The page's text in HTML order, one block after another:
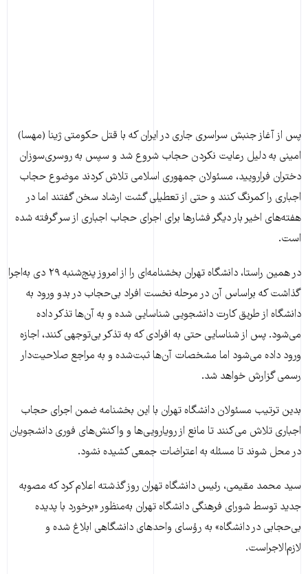
پس از آغاز جنبش سراسری جاری در ایران که با قتل حکومتی ژینا (مهسا)
امینی به دلیل رعایت نکردن حجاب شروع شد و سپس به روسری‌سوزان
دختران فرارویید، مسئولان جمهوری اسلامی تلاش کردند موضوع حجاب
اجباری را کمرنگ کنند و حتی از تعطیلی گشت ارشاد سخن گفتند اما در
هفته‌های اخیر بار دیگر فشارها برای اجرای حجاب اجباری از سر گرفته شده
است.
در همین راستا، دانشگاه تهران بخشنامه‌ای را از امروز پنج‌شنبه ۲۹ دی به‌اجرا
گذاشت که براساس آن در مرحله نخست افراد بی‌حجاب در بدو ورود به
دانشگاه از طریق کارت دانشجویی شناسایی شده و به آن‌ها تذکر داده
می‌شود. پس از شناسایی حتی به افرادی که به تذکر بی‌توجهی کنند، اجازه
ورود داده می‌شود اما مشخصات آن‌ها ثبت‌شده و به مراجع صلاحیت‌دار
رسمی گزارش خواهد شد.
بدین ترتیب مسئولان دانشگاه تهران با این بخشنامه ضمن اجرای حجاب
اجباری تلاش می‌کنند تا مانع از رویارویی‌ها و واکنش‌های فوری دانشجویان
در محل شوند تا مسئله به اعتراضات جمعی کشیده نشود.
سید محمد مقیمی، رئیس دانشگاه تهران روز گذشته اعلام کرد که مصوبه
جدید توسط شورای فرهنگی دانشگاه تهران به‌منظور «برخورد با پدیده
بی‌حجابی در دانشگاه» به رؤسای واحد‌های دانشگاهی ابلاغ شده و
لازم‌الاجراست.